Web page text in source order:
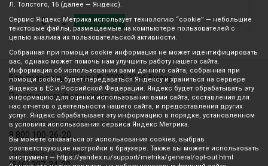
В корзину
Все права защищены © 2003-2026 Вилор
Политика конфиденциальности
Звонок по России бесплатный
8 800 100-26-20
Принимаем звонки
Л. Толстого, 16 (далее — Яндекс).
Сервис Яндекс Метрика использует технологию “cookie” — небольшие
текстовые файлы, размещаемые на компьютере пользователей с
целью анализа их пользовательской активности.
Собранная при помощи cookie информация не может идентифицировать
вас, однако может помочь нам улучшить работу нашего сайта.
Информация об использовании вами данного сайта, собранная при
помощи cookie, будет передаваться Яндексу и храниться на сервере
Яндекса в ЕС и Российской Федерации. Яндекс будет обрабатывать эту
информацию для оценки использования вами сайта, составления для
нас отчетов о деятельности нашего сайта, и предоставления других
услуг. Яндекс обрабатывает эту информацию в порядке, установленном
в условиях использования сервиса Яндекс Метрика.
Вы можете отказаться от использования cookies, выбрав
соответствующие настройки в браузере. Также вы можете использовать
инструмент — https://yandex.ru/support/metrika/general/opt-out.html